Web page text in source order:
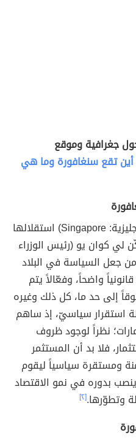
جغرافية وموقع
أين تقع سنغافورة وما هي
(بالإنجليزية: Singapore) استقلالها
فقدّ تمكّن لي كوان يو (رئيس الوزراء
جعل السياسة في البلاد
واضحاً، وفعّالاً يتم
إلى حد ما، كل ذلك وغيره
استقرار سياسيّ، إذ ساهم
نظراً لوجود ظروف
فلا بد أن المستثمر
ومستقرة سياسياً ليقوم
بدوره في نمو الاقتصاد
وتطوّرها.[٢]